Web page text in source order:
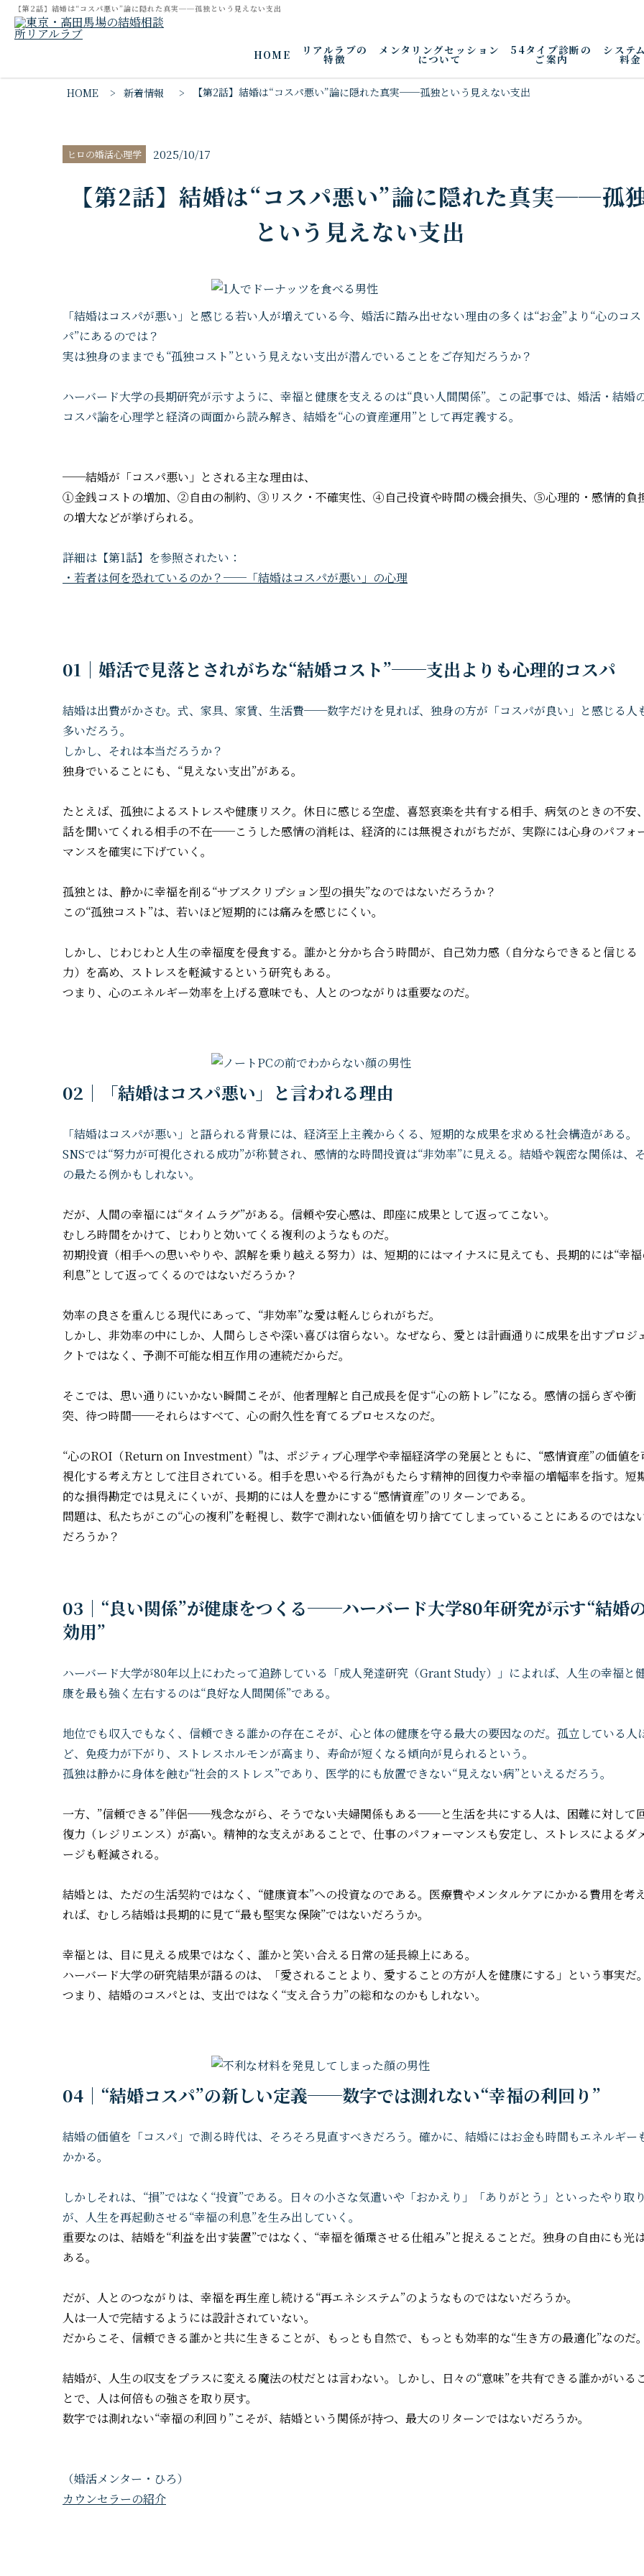
【第2話】結婚は“コスパ悪い”論に隠れた真実──孤独という見えない支出
HOME リアルラブの
特徴
メンタリングセッション
について
54タイプ診断の
ご案内
システ
料金
HOME 新着情報 【第2話】結婚は“コスパ悪い”論に隠れた真実──孤独という見えない支出
ヒロの婚活心理学 2025/10/17
【第2話】結婚は“コスパ悪い”論に隠れた真実──孤
という見えない支出
「結婚はコスパが悪い」と感じる若い人が増えている今、婚活に踏み出せない理由の多くは“お金”より“心のコス
パ”にあるのでは？
実は独身のままでも“孤独コスト”という見えない支出が潜んでいることをご存知だろうか？
ハーバード大学の長期研究が示すように、幸福と健康を支えるのは“良い人間関係”。この記事では、婚活・結婚
コスパ論を心理学と経済の両面から読み解き、結婚を“心の資産運用”として再定義する。
──結婚が「コスパ悪い」とされる主な理由は、
①金銭コストの増加、②自由の制約、③リスク・不確実性、④自己投資や時間の機会損失、⑤心理的・感情的負
の増大などが挙げられる。
詳細は【第1話】を参照されたい：
・若者は何を恐れているのか？──「結婚はコスパが悪い」の心理
01｜婚活で見落とされがちな“結婚コスト”──支出よりも心理的コスパ
結婚は出費がかさむ。式、家具、家賃、生活費──数字だけを見れば、独身の方が「コスパが良い」と感じる人
多いだろう。
しかし、それは本当だろうか？
独身でいることにも、“見えない支出”がある。
たとえば、孤独によるストレスや健康リスク。休日に感じる空虚、喜怒哀楽を共有する相手、病気のときの不安
話を聞いてくれる相手の不在──こうした感情の消耗は、経済的には無視されがちだが、実際には心身のパフォ
マンスを確実に下げていく。
孤独とは、静かに幸福を削る“サブスクリプション型の損失”なのではないだろうか？
この“孤独コスト”は、若いほど短期的には痛みを感じにくい。
しかし、じわじわと人生の幸福度を侵食する。誰かと分かち合う時間が、自己効力感（自分ならできると信じる
力）を高め、ストレスを軽減するという研究もある。
つまり、心のエネルギー効率を上げる意味でも、人とのつながりは重要なのだ。
02｜「結婚はコスパ悪い」と言われる理由
「結婚はコスパが悪い」と語られる背景には、経済至上主義からくる、短期的な成果を求める社会構造がある。
SNSでは“努力が可視化される成功”が称賛され、感情的な時間投資は“非効率”に見える。結婚や親密な関係は、
の最たる例かもしれない。
だが、人間の幸福には“タイムラグ”がある。信頼や安心感は、即座に成果として返ってこない。
むしろ時間をかけて、じわりと効いてくる複利のようなものだ。
初期投資（相手への思いやりや、誤解を乗り越える努力）は、短期的にはマイナスに見えても、長期的には“幸
利息”として返ってくるのではないだろうか？
効率の良さを重んじる現代にあって、“非効率”な愛は軽んじられがちだ。
しかし、非効率の中にしか、人間らしさや深い喜びは宿らない。なぜなら、愛とは計画通りに成果を出すプロジ
クトではなく、予測不可能な相互作用の連続だからだ。
そこでは、思い通りにいかない瞬間こそが、他者理解と自己成長を促す“心の筋トレ”になる。感情の揺らぎや衝
突、待つ時間──それらはすべて、心の耐久性を育てるプロセスなのだ。
“心のROI（Return on Investment）"は、ポジティブ心理学や幸福経済学の発展とともに、“感情資産”の価値を
視化する考え方として注目されている。相手を思いやる行為がもたらす精神的回復力や幸福の増幅率を指す。短
的な損得勘定では見えにくいが、長期的には人を豊かにする“感情資産”のリターンである。
問題は、私たちがこの“心の複利”を軽視し、数字で測れない価値を切り捨ててしまっていることにあるのではな
だろうか？
03｜“良い関係”が健康をつくる──ハーバード大学80年研究が示す“結婚
効用”
ハーバード大学が80年以上にわたって追跡している「成人発達研究（Grant Study）」によれば、人生の幸福と
康を最も強く左右するのは“良好な人間関係”である。
地位でも収入でもなく、信頼できる誰かの存在こそが、心と体の健康を守る最大の要因なのだ。孤立している人
ど、免疫力が下がり、ストレスホルモンが高まり、寿命が短くなる傾向が見られるという。
孤独は静かに身体を蝕む“社会的ストレス”であり、医学的にも放置できない“見えない病”といえるだろう。
一方、”信頼できる”伴侶──残念ながら、そうでない夫婦関係もある──と生活を共にする人は、困難に対して
復力（レジリエンス）が高い。精神的な支えがあることで、仕事のパフォーマンスも安定し、ストレスによるダ
ージも軽減される。
結婚とは、ただの生活契約ではなく、“健康資本”への投資なのである。医療費やメンタルケアにかかる費用を考
れば、むしろ結婚は長期的に見て“最も堅実な保険”ではないだろうか。
幸福とは、目に見える成果ではなく、誰かと笑い合える日常の延長線上にある。
ハーバード大学の研究結果が語るのは、「愛されることより、愛することの方が人を健康にする」という事実だ
つまり、結婚のコスパとは、支出ではなく“支え合う力”の総和なのかもしれない。
04｜“結婚コスパ”の新しい定義──数字では測れない“幸福の利回り”
結婚の価値を「コスパ」で測る時代は、そろそろ見直すべきだろう。確かに、結婚にはお金も時間もエネルギー
かかる。
しかしそれは、“損”ではなく“投資”である。日々の小さな気遣いや「おかえり」「ありがとう」といったやり取
が、人生を再起動させる“幸福の利息”を生み出していく。
重要なのは、結婚を“利益を出す装置”ではなく、“幸福を循環させる仕組み”と捉えることだ。独身の自由にも光
ある。
だが、人とのつながりは、幸福を再生産し続ける“再エネシステム”のようなものではないだろうか。
人は一人で完結するようには設計されていない。
だからこそ、信頼できる誰かと共に生きることが、もっとも自然で、もっとも効率的な“生き方の最適化”なのだ
結婚が、人生の収支をプラスに変える魔法の杖だとは言わない。しかし、日々の“意味”を共有できる誰かがいる
とで、人は何倍もの強さを取り戻す。
数字では測れない“幸福の利回り”こそが、結婚という関係が持つ、最大のリターンではないだろうか。
（婚活メンター・ひろ）
カウンセラーの紹介